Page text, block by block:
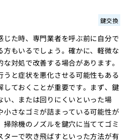
鍵交換
じた時、専門業者を呼ぶ前に自分で
方もいるでしょう。確かに、軽微な
対処で改善する場合があります。
うと症状を悪化させる可能性もある
しておくことが重要です。まず、鍵
い、または回りにくいといった場
小さなゴミが詰まっている可能性が
掃除機のノズルを鍵穴に当ててゴミ
ターで吹き飛ばすといった方法が有